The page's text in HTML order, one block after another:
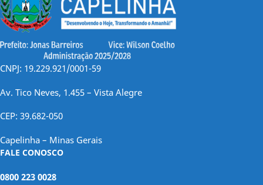
CNPJ: 19.229.921/0001-59
Av. Tico Neves, 1.455 – Vista Alegre
CEP: 39.682-050
Capelinha – Minas Gerais
FALE CONOSCO
0800 223 0028